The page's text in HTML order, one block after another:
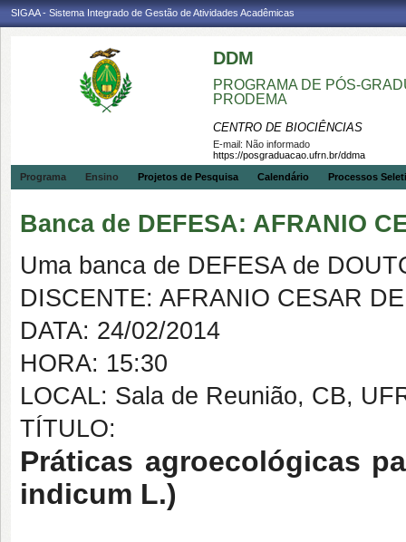
SIGAA - Sistema Integrado de Gestão de Atividades Acadêmicas
DDM
PROGRAMA DE PÓS-
PRODEMA
CENTRO DE BIOCIÊNCIAS
E-mail: Não informado
https://posgraduacao.ufrn.br/ddma
Programa
Ensino Projetos de Pesquisa Calendário Processos
Banca de DEFESA: AFRANIO
Uma banca de DEFESA de
DISCENTE: AFRANIO CESAR
DATA: 24/02/2014
HORA: 15:30
LOCAL: Sala de Reunião, CB,
TÍTULO:
Práticas agroecológicas
indicum L.)